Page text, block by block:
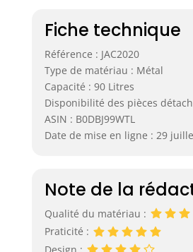
Fiche technique
Référence : JAC2020
Type de matériau : Métal
Capacité : 90 Litres
Disponibilité des pièces
ASIN : B0DBJ99WTL
Date de mise en ligne : 29
Note de la
Qualité du matériau :
Praticité :
Design :